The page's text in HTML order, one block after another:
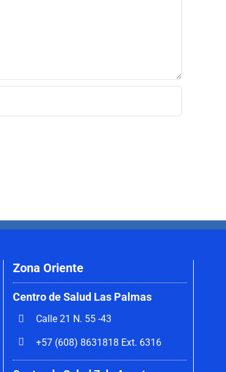
Zona Oriente
Centro de Salud Las Palmas
Calle 21 N. 55 -43
+57 (608) 8631818 Ext. 6316